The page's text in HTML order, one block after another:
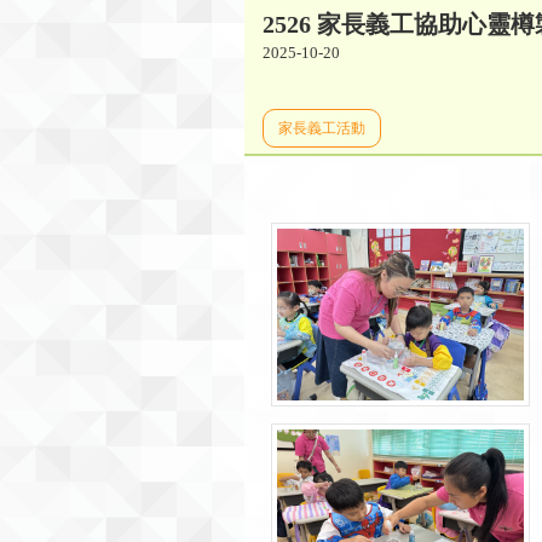
2526 家長義工協助心靈樽
2025-10-20
家長義工活動